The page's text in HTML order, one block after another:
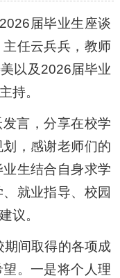
届毕业生座谈
任云兵兵，教师
以及2026届毕业
持。
言，分享在校学
，感谢老师们的
生结合自身求学
就业指导、校园
议。
间取得的各项成
。一是将个人理